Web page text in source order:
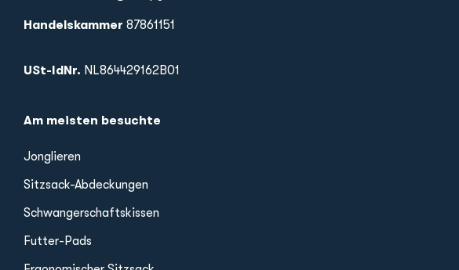
Handelskammer 87861151
USt-IdNr. NL864429162B01
Am meisten besuchte
Jonglieren
Sitzsack-Abdeckungen
Schwangerschaftskissen
Futter-Pads